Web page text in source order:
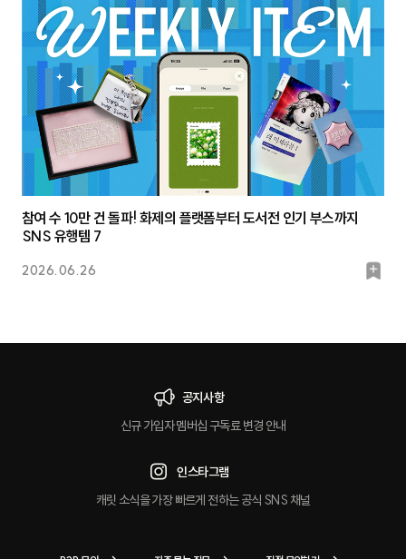
마
크
2026.06.26
북
참여 수 10만 건 돌파! 화제의 플랫폼부터 도서전 인기 부스까지
SNS 유행템 7
공지사항
신규 가입자 멤버십 구독료 변경 안내
인스타그램
캐릿 소식을 가장 빠르게 전하는 공식 SNS 채널